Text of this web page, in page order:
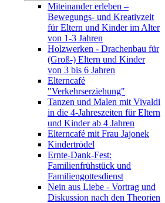
Miteinander erleben –
Bewegungs- und Kreativzeit
für Eltern und Kinder im Alter
von 1-3 Jahren
Holzwerken - Drachenbau für
(Groß-) Eltern und Kinder
von 3 bis 6 Jahren
Elterncafé
"Verkehrserziehung"
Tanzen und Malen mit Vivaldi
in die 4-Jahreszeiten für Eltern
und Kinder ab 4 Jahren
Elterncafé mit Frau Jajonek
Kindertrödel
Ernte-Dank-Fest:
Familienfrühstück und
Familiengottesdienst
Nein aus Liebe - Vortrag und
Diskussion nach den Theorien